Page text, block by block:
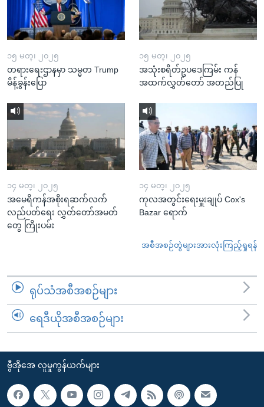
၁၅ မတ္၊ ၂၀၂၅
တရားရေးဌာနမှာ သမ္မတ Trump
မိန့်ခွန်းပြော
၁၅ မတ္၊ ၂၀၂၅
အသုံးစရိတ်ဥပဒေကြမ်း ကန်
အထက်လွှတ်တော် အတည်ပြု
၁၄ မတ္၊ ၂၀၂၅
အမေရိကန်အစိုးရဆက်လက်
လည်ပတ်ရေး လွှတ်တော်အမတ်
တွေ ကြိုးပမ်း
၁၄ မတ္၊ ၂၀၂၅
ကုလအတွင်းရေးမှူးချုပ် Cox's
Bazar ရောက်
အစီအစဉ်တွဲများအားလုံးကြည့်ရှုရန်
ရုပ်သံအစီအစဉ်များ
ရေဒီယိုအစီအစဉ်များ
ဗွီအိုအေ လူမှုကွန်ယက်များ